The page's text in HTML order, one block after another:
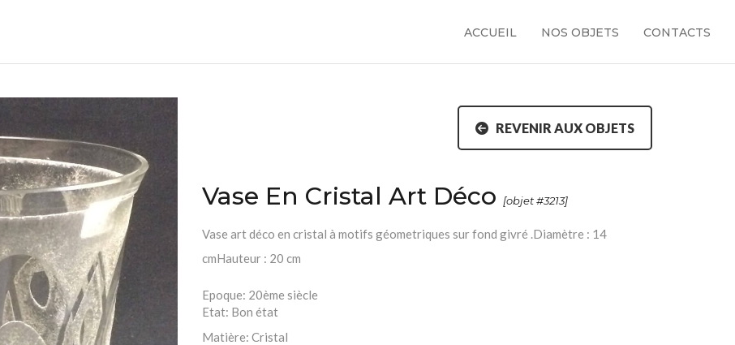
ACCUEIL NOS OBJETS CONTACTS
REVENIR AUX OBJETS
Vase En Cristal Art Déco [objet #3213]
Vase art déco en cristal à motifs géometriques sur fond givré .Diamètre : 14
cmHauteur : 20 cm
Epoque: 20ème siècle
Etat: Bon état
Matière: Cristal